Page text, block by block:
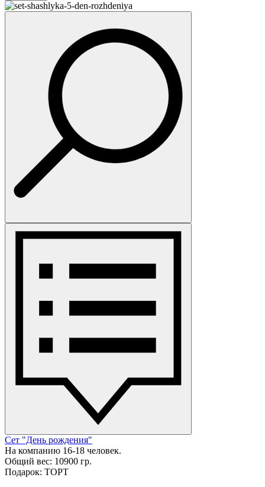
Сет "День рождения"
На компанию 16-18 человек.
Общий вес: 10900 гр.
Подарок: ТОРТ